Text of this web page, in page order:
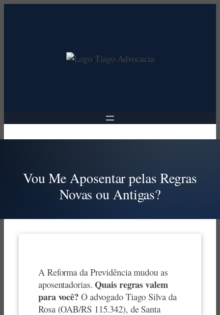
Vou Me Aposentar pelas Regras
Novas ou Antigas?
A Reforma da Previdência mudou as
aposentadorias.Quais regras valem
para você? O advogado Tiago Silva da
Rosa (OAB/RS 115.342), de Santa